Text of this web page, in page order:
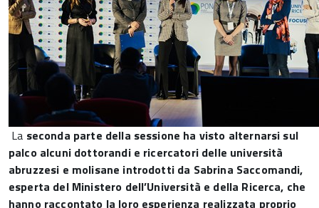
La seconda parte della sessione ha visto alternarsi sul
palco alcuni dottorandi e ricercatori delle università
abruzzesi e molisane introdotti da Sabrina Saccomandi,
esperta del Ministero dell’Università e della Ricerca, che
hanno raccontato la loro esperienza realizzata proprio